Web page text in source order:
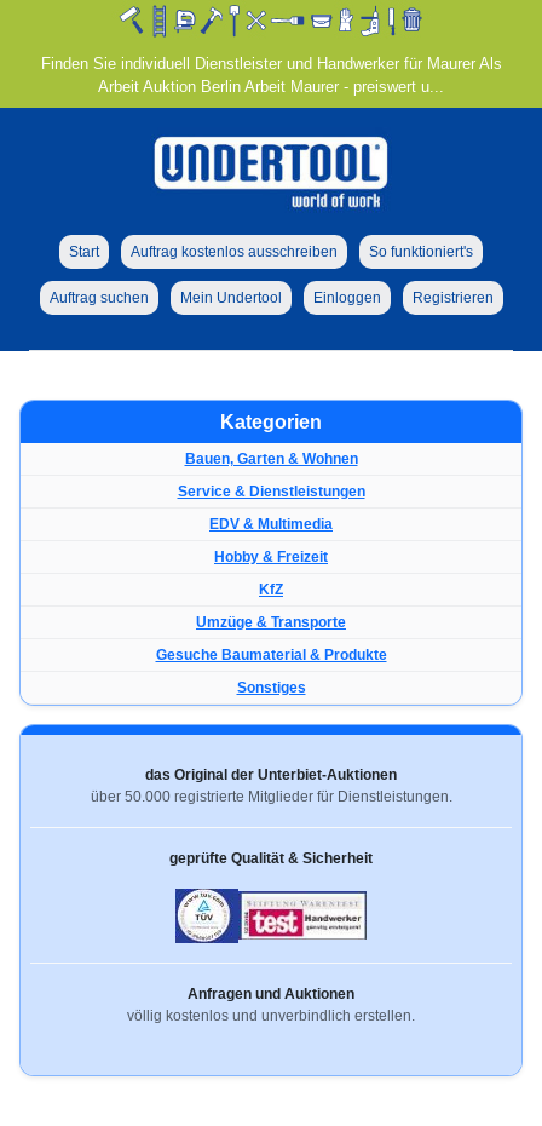
Finden Sie individuell Dienstleister und Handwerker für Maurer Als
Arbeit Auktion Berlin Arbeit Maurer - preiswert u...
Start Auftrag kostenlos ausschreiben So funktioniert's
Auftrag suchen Mein Undertool Einloggen Registrieren
Kategorien
Bauen, Garten & Wohnen
Service & Dienstleistungen
EDV & Multimedia
Hobby & Freizeit
KfZ
Umzüge & Transporte
Gesuche Baumaterial & Produkte
Sonstiges
das Original der Unterbiet-Auktionen
über 50.000 registrierte Mitglieder für Dienstleistungen.
geprüfte Qualität & Sicherheit
Anfragen und Auktionen
völlig kostenlos und unverbindlich erstellen.